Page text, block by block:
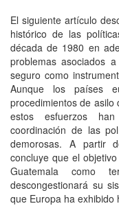
El siguiente artículo
histórico de las
década de 1980 en
problemas asociados
seguro como
Aunque los países
procedimientos de
estos esfuerzos
coordinación de las
demorosas. A partir
concluye que el
Guatemala como
descongestionará su
que Europa ha exhibido